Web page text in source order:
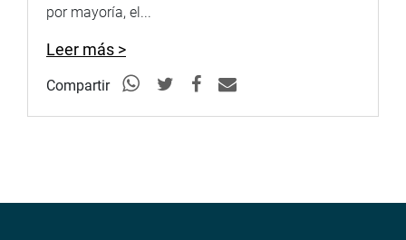
por mayoría, el...
Leer más >
Compartir